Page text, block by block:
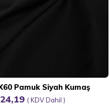
Pamuk Siyah Kumaş
KDV Dahil